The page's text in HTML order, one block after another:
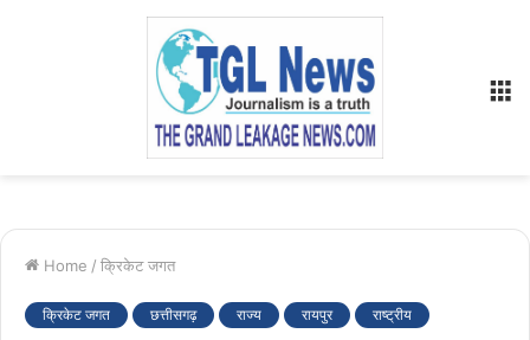
Home / क्रिकेट जगत
क्रिकेट जगत छत्तीसगढ़ राज्य रायपुर राष्ट्रीय